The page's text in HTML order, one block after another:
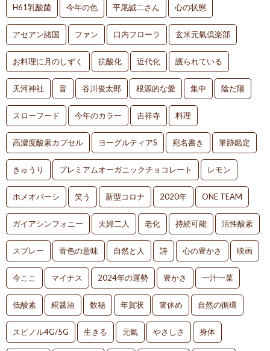
H61乳酸菌 今年の色 平尾誠二さん 心の状態
アセアン諸国 ファン 口内フローラ 玄米元氣倶楽部
お料理に月のしずく 抗酸化 近代化 護られている
天河神社 音 谷川俊太郎 根源的な愛 集中 陰だ陽
スローフード 今年のカラー 吉祥寺 料理
高濃度酸素カプセル ヨーグルティアS 宛名書き 筆跡鑑定
きゅうり プレミアムオーガニックチョコレート レモン
ホメオパーシ 笑う 新型コロナ 2020年 ONE TEAM
ガイアシンフォニー 夫婦二人 老化 持続可能 活性酸素
スプレー 青色の意味 自然と人 詩 心の豊かさ 映画
今ここ マイナス 2024年の運勢 豊かさ 一汁一菜
低酸素 糀醤油 数秘 年賀状 箸休め 自然の循環
スピノル4G/5G 生きる 元氣 やさしさ 身体